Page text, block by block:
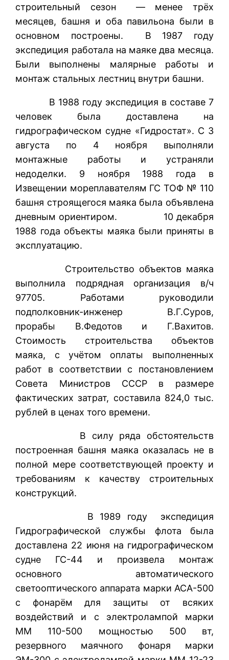
строительный сезон — менее трёх
месяцев, башня и оба павильона были в
основном построены. В 1987 году
экспедиция работала на маяке два месяца.
Были выполнены малярные работы и
монтаж стальных лестниц внутри башни.
В 1988 году экспедиция в составе 7
человек была доставлена на
гидрографическом судне «Гидростат». С 3
августа по 4 ноября выполняли
монтажные работы и устраняли
недоделки. 9 ноября 1988 года в
Извещении мореплавателям ГС ТОФ № 110
башня строящегося маяка была объявлена
дневным ориентиром. 10 декабря
1988 года объекты маяка были приняты в
эксплуатацию.
Строительство объектов маяка
выполнила подрядная организация в/ч
97705. Работами руководили
подполковник-инженер В.Г.Суров,
прорабы В.Федотов и Г.Вахитов.
Стоимость строительства объектов
маяка, с учётом оплаты выполненных
работ в соответствии с постановлением
Совета Министров СССР в размере
фактических затрат, составила 824,0 тыс.
рублей в ценах того времени.
В силу ряда обстоятельств
построенная башня маяка оказалась не в
полной мере соответствующей проекту и
требованиям к качеству строительных
конструкций.
В 1989 году экспедиция
Гидрографической службы флота была
доставлена 22 июня на гидрографическом
судне ГС-44 и произвела монтаж
основного автоматического
светооптического аппарата марки АСА-500
с фонарём для защиты от всяких
воздействий и с электролампой марки
ММ 110-500 мощностью 500 вт,
резервного маячного фонаря марки